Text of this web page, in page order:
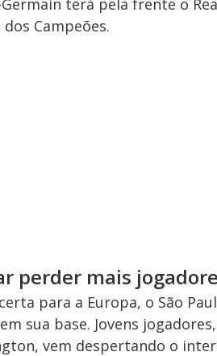
terá pela frente o
Campeões.
perder mais
para a Europa, o São
sua base. Jovens
vem despertando o